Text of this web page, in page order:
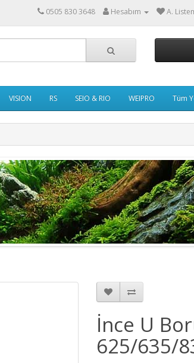
0505 830 3648 Hesabım A.
VISION RS SEIO & RIO WEIPRO Tüm
İnce U
625/635/